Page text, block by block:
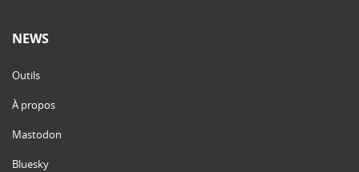
NEWS
Outils
À propos
Mastodon
Bluesky